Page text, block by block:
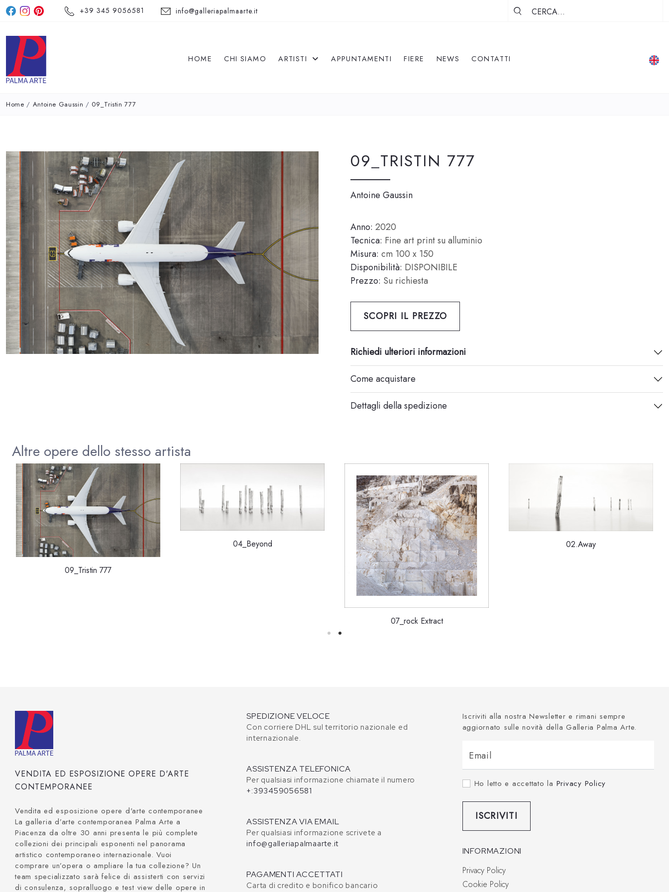
+39 345 9056581 info@galleriapalmaarte.it
HOME CHI SIAMO ARTISTI APPUNTAMENTI FIERE NEWS CONTATTI
Home / Antoine Gaussin / 09_Tristin 777
09_TRISTIN 777
Antoine Gaussin
Anno: 2020
Tecnica: Fine art print su alluminio
Misura: cm 100 x 150
Disponibilità: DISPONIBILE
Prezzo: Su richiesta
SCOPRI IL PREZZO
Richiedi ulteriori informazioni
Come acquistare
Dettagli della spedizione
Altre opere dello stesso artista
09_Tristin 777
04_Beyond
07_rock Extract
02.Away
VENDITA ED ESPOSIZIONE OPERE D'ARTE
CONTEMPORANEE
Vendita ed esposizione opere d'arte contemporanee
La galleria d’arte contemporanea Palma Arte a
Piacenza da oltre 30 anni presenta le più complete
collezioni dei principali esponenti nel panorama
artistico contemporaneo internazionale. Vuoi
comprare un’opera o ampliare la tua collezione? Un
team specializzato sarà felice di assisterti con servizi
di consulenza, sopralluogo e test view delle opere in
SPEDIZIONE VELOCE
Con corriere DHL sul territorio nazionale ed
internazionale.
ASSISTENZA TELEFONICA
Per qualsiasi informazione chiamate il numero
+:393459056581
ASSISTENZA VIA EMAIL
Per qualsiasi informazione scrivete a
info@galleriapalmaarte.it
PAGAMENTI ACCETTATI
Carta di credito e bonifico bancario
Iscriviti alla nostra Newsletter e rimani sempre
aggiornato sulle novità della Galleria Palma Arte.
Email
Ho letto e accettato la Privacy Policy
ISCRIVITI
INFORMAZIONI
Privacy Policy
Cookie Policy